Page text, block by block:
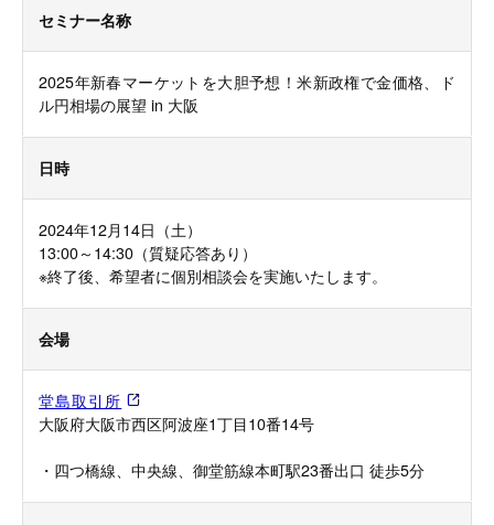
セミナー名称
2025年新春マーケットを大胆予想！米新政権で金価格、ド
ル円相場の展望 in 大阪
日時
2024年12月14日（土）
13:00～14:30（質疑応答あり）
※終了後、希望者に個別相談会を実施いたします。
会場
堂島取引所
大阪府大阪市西区阿波座1丁目10番14号
・四つ橋線、中央線、御堂筋線本町駅23番出口 徒歩5分